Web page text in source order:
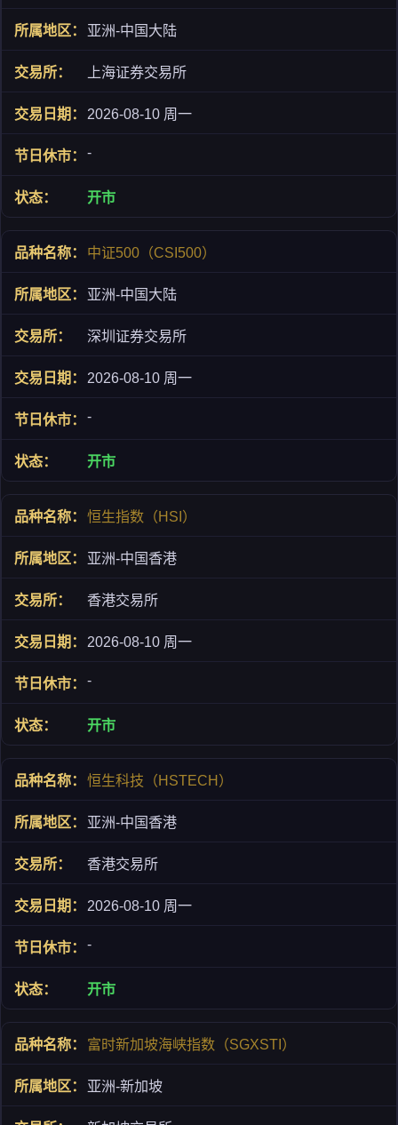
亚洲-中国大陆
上海证券交易所
2026-08-10 周一
-
开市
中证500（CSI500）
亚洲-中国大陆
深圳证券交易所
2026-08-10 周一
-
开市
恒生指数（HSI）
亚洲-中国香港
香港交易所
2026-08-10 周一
-
开市
恒生科技（HSTECH）
亚洲-中国香港
香港交易所
2026-08-10 周一
-
开市
富时新加坡海峡指数（SGXSTI）
亚洲-新加坡